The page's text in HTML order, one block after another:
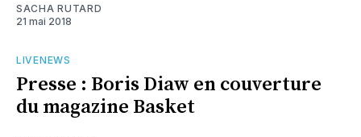
SACHA RUTARD
21 mai 2018
LIVENEWS
Presse : Boris Diaw en couverture
du magazine Basket